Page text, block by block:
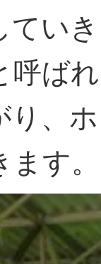
てい
呼ば
り、
す。